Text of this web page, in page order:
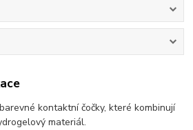
kontaktní čočky, které kombinují
materiál.